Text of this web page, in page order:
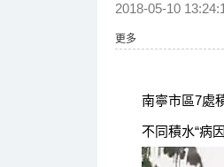
2018-05-10
更多
南寧市區7處積
不同積水“病因